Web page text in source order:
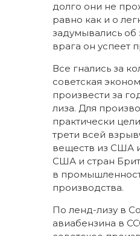
долго они не
равно как и о
задумывались об
врага он успеет
Все гнались за
советская
произвести за
лиза. Для
практически
трети всей
веществ из США
США и стран
в
производства.
По ленд-лизу в
авиабензина в